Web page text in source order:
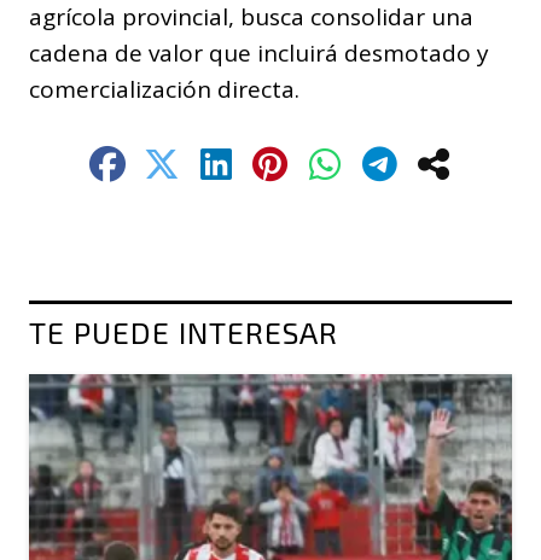
agrícola provincial, busca consolidar una
cadena de valor que incluirá desmotado y
comercialización directa.
TE PUEDE INTERESAR